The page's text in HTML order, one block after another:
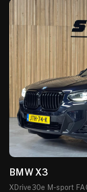
BMW X3
XDrive30e M-sport